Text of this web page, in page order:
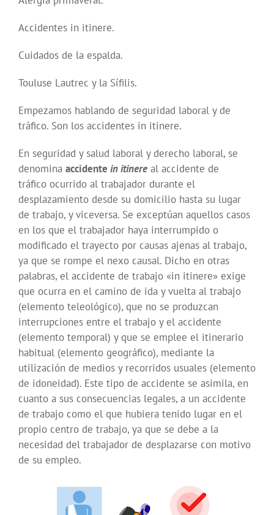
Accidentes in itinere.
Cuidados de la espalda.
Touluse Lautrec y la Sífilis.
Empezamos hablando de seguridad laboral y de
tráfico. Son los accidentes in itinere.
En seguridad y salud laboral y derecho laboral, se
denomina accidente in itinere al accidente de
tráfico ocurrido al trabajador durante el
desplazamiento desde su domicilio hasta su lugar
de trabajo, y viceversa. Se exceptúan aquellos casos
en los que el trabajador haya interrumpido o
modificado el trayecto por causas ajenas al trabajo,
ya que se rompe el nexo causal. Dicho en otras
palabras, el accidente de trabajo «in itinere» exige
que ocurra en el camino de ida y vuelta al trabajo
(elemento teleológico), que no se produzcan
interrupciones entre el trabajo y el accidente
(elemento temporal) y que se emplee el itinerario
habitual (elemento geográfico), mediante la
utilización de medios y recorridos usuales (elemento
de idoneidad). Este tipo de accidente se asimila, en
cuanto a sus consecuencias legales, a un accidente
de trabajo como el que hubiera tenido lugar en el
propio centro de trabajo, ya que se debe a la
necesidad del trabajador de desplazarse con motivo
de su empleo.